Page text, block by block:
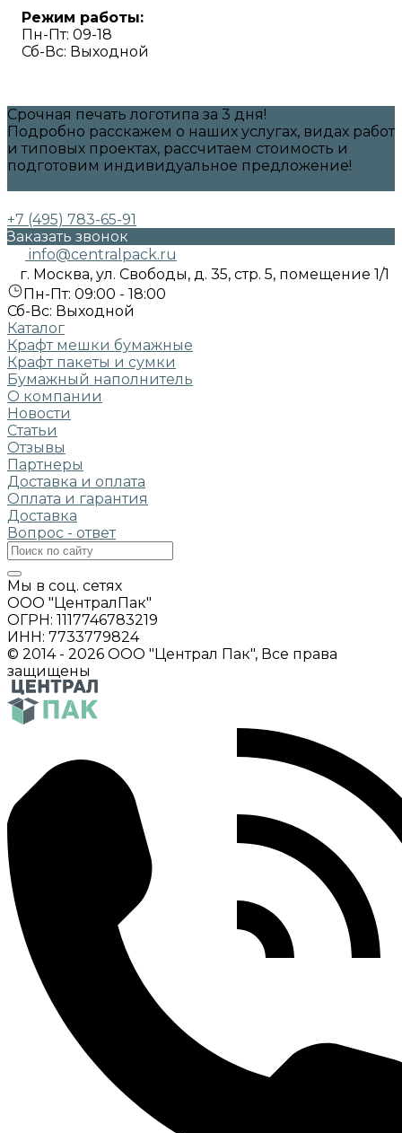
Режим работы:
Пн-Пт: 09-18
Сб-Вс: Выходной
Срочная печать логотипа за 3 дня!
Подробно расскажем о наших услугах, видах работ
и типовых проектах, рассчитаем стоимость и
подготовим индивидуальное предложение!
+7 (495) 783-65-91
Заказать звонок
info@centralpack.ru
г. Москва, ул. Свободы, д. 35, стр. 5, помещение 1/1
Пн-Пт: 09:00 - 18:00
Сб-Вс: Выходной
Каталог
Крафт мешки бумажные
Крафт пакеты и сумки
Бумажный наполнитель
О компании
Новости
Статьи
Отзывы
Партнеры
Доставка и оплата
Оплата и гарантия
Доставка
Вопрос - ответ
Мы в соц. сетях
ООО "ЦентралПак"
ОГРН: 1117746783219
ИНН: 7733779824
© 2014 - 2026 ООО "Централ Пак", Все права
защищены